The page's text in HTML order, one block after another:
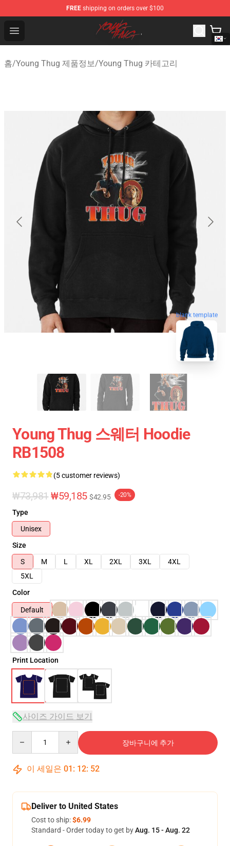
FREE shipping on orders over $100
Open menu
Young Thug Shop - Official Young Thug Merchandise
홈/Young Thug 제품정보/Young Thug 카테고리
blank template
Young Thug 스웨터 Hoodie
RB1508
(5 customer reviews)
₩73,981 ₩59,185 $42.95 -20%
Type
Unisex
Size
S
M L XL 2XL 3XL
4XL
5XL
Color
Default
Print Location
사이즈 가이드 보기
장바구니에 추가
이 세일은 01 : 12: 51
Deliver to United States
Cost to ship:$6.99
Standard - Order today to get byAug. 15 - Aug. 22